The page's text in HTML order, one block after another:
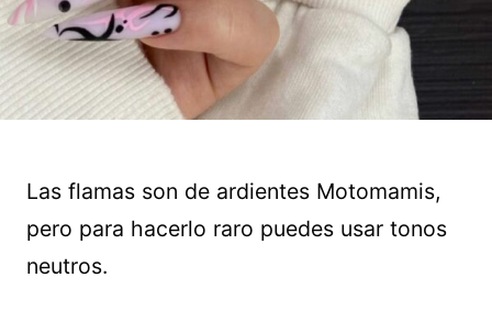
Las flamas son de ardientes Motomamis,
pero para hacerlo raro puedes usar tonos
neutros.